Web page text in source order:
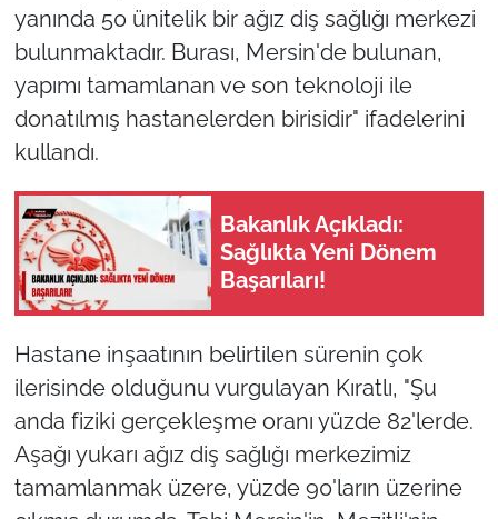
yanında 50 ünitelik bir ağız diş sağlığı merkezi
bulunmaktadır. Burası, Mersin'de bulunan,
yapımı tamamlanan ve son teknoloji ile
donatılmış hastanelerden birisidir" ifadelerini
kullandı.
Bakanlık Açıkladı:
Sağlıkta Yeni Dönem
Başarıları!
Hastane inşaatının belirtilen sürenin çok
ilerisinde olduğunu vurgulayan Kıratlı, "Şu
anda fiziki gerçekleşme oranı yüzde 82'lerde.
Aşağı yukarı ağız diş sağlığı merkezimiz
tamamlanmak üzere, yüzde 90'ların üzerine